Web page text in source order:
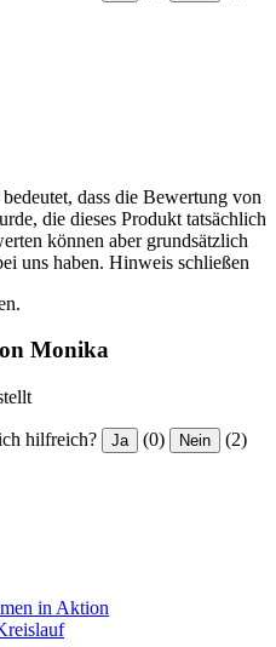
dass die Bewertung von
die dieses Produkt tatsächlich
können aber grundsätzlich
uns haben. Hinweis schließen
Monika
hilfreich? Ja (0) Nein (2)
in Aktion